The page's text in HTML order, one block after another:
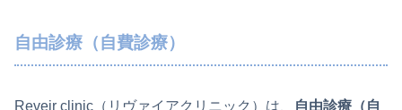
自由診療（自費診療）
Reveir clinic（リヴァイアクリニック）は、
自由診療（自